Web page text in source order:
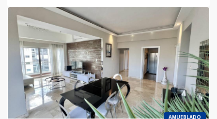
AMUEBLADO